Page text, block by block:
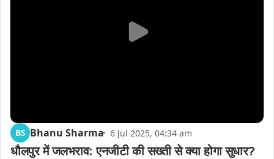
BS Bhanu Sharma 6 Jul 2025, 04:34 am
धौलपुर में जलभराव: एनजीटी की सख्ती से क्या होगा सुधार?